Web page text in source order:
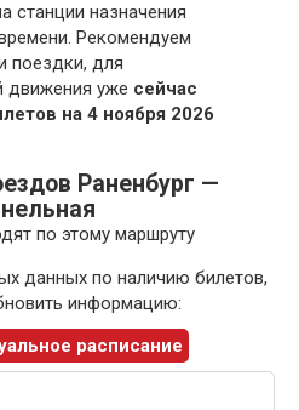
станции назначения
Рекомендуем
поездки, для
движения уже сейчас
на 4 ноября 2026
Раненбург —
по этому маршруту
данных по наличию билетов,
информацию:
расписание